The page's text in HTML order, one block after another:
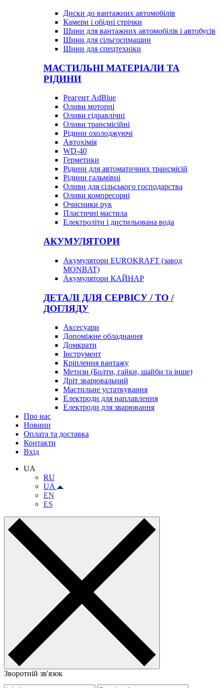
Диски до вантажних автомобілів
Камери і обідні стрічки
Шини для вантажних автомобілів і автобусів
Шини для сільгоспмашин
Шини для спецтехніки
МАСТИЛЬНІ МАТЕРІАЛИ ТА
РІДИНИ
Реагент AdBlue
Оливи моторні
Оливи гідравлічні
Оливи трансмісійні
Рідини охолоджуючі
Автохімія
WD-40
Герметики
Рідини для автоматичних трансмісій
Рідини гальмівні
Оливи для сільського господарства
Оливи компресорні
Очисники рук
Пластичні мастила
Електроліти і дистильована вода
АКУМУЛЯТОРИ
Акумулятори EUROKRAFT (завод
MONBAT)
Акумулятори КАЙНАР
ДЕТАЛІ ДЛЯ СЕРВІСУ / ТО /
ДОГЛЯДУ
Аксесуари
Допоміжне обладнання
Домкрати
Інструмент
Кріплення вантажу
Метизи (Болти, гайки, шайби та інше)
Дріт зварювальний
Мастильне устаткування
Електроди для наплавлення
Електроди для зварювання
Про нас
Новини
Оплата та доставка
Контакти
Вхiд
UA
RU
UA
EN
ES
Зворотній зв'язок